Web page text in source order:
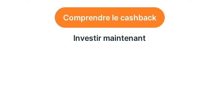
Comprendre le cashback
Investir maintenant